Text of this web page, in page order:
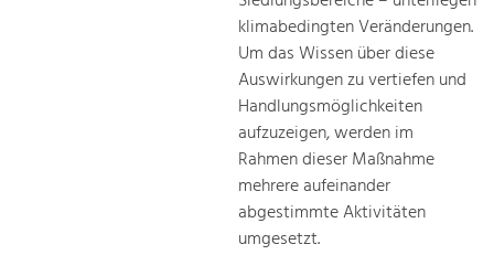
klimabedingten Veränderungen.
Um das Wissen über diese
Auswirkungen zu vertiefen und
Handlungsmöglichkeiten
aufzuzeigen, werden im
Rahmen dieser Maßnahme
mehrere aufeinander
abgestimmte Aktivitäten
umgesetzt.